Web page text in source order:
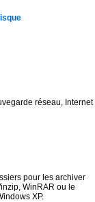
réseau, Internet
pour les archiver
WinRAR ou le
XP.